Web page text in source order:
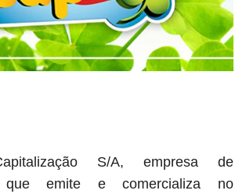
S/A, empresa de
que emite e comercializa no